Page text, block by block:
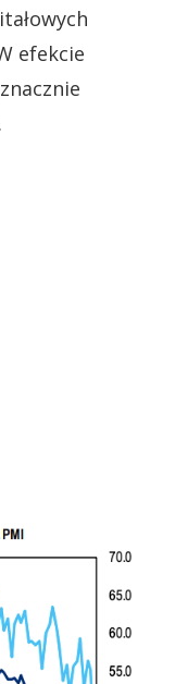
efekcie